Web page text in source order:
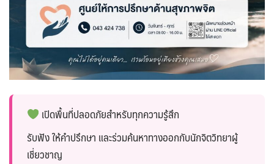
เปิดพื้นที่ปลอดภัยสำหรับทุกความรู้สึก
รับฟัง ให้คำปรึกษา และร่วมค้นหาทางออกกับนักจิตวิทยาผู้
เชี่ยวชาญ